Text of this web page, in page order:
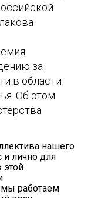
за
в области
Об этом
нашего
и лично для
этой
работаем